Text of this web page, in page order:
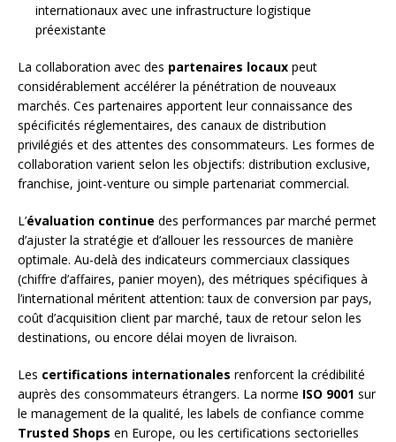
internationaux avec une infrastructure logistique
préexistante
La collaboration avec des partenaires locaux peut
considérablement accélérer la pénétration de nouveaux
marchés. Ces partenaires apportent leur connaissance des
spécificités réglementaires, des canaux de distribution
privilégiés et des attentes des consommateurs. Les formes de
collaboration varient selon les objectifs: distribution exclusive,
franchise, joint-venture ou simple partenariat commercial.
L’évaluation continue des performances par marché permet
d’ajuster la stratégie et d’allouer les ressources de manière
optimale. Au-delà des indicateurs commerciaux classiques
(chiffre d’affaires, panier moyen), des métriques spécifiques à
l’international méritent attention: taux de conversion par pays,
coût d’acquisition client par marché, taux de retour selon les
destinations, ou encore délai moyen de livraison.
Les certifications internationales renforcent la crédibilité
auprès des consommateurs étrangers. La norme ISO 9001 sur
le management de la qualité, les labels de confiance comme
Trusted Shops en Europe, ou les certifications sectorielles